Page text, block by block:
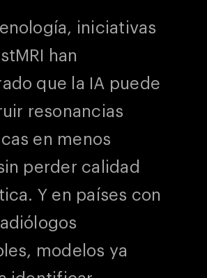
iniciativas
han
que la IA puede
resonancias
en menos
perder calidad
Y en países con
modelos ya